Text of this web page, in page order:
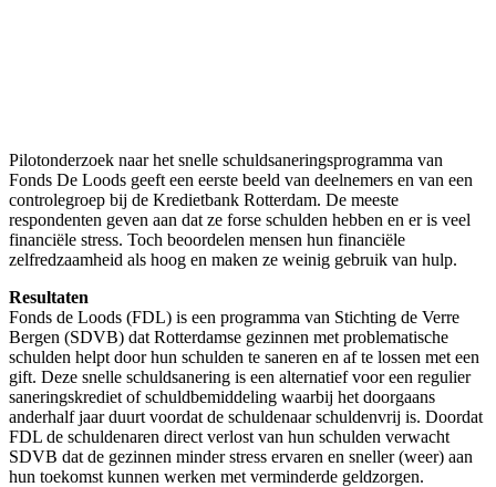
Pilotonderzoek naar het snelle schuldsaneringsprogramma van
Fonds De Loods geeft een eerste beeld van deelnemers en van een
controlegroep bij de Kredietbank Rotterdam. De meeste
respondenten geven aan dat ze forse schulden hebben en er is veel
financiële stress. Toch beoordelen mensen hun financiële
zelfredzaamheid als hoog en maken ze weinig gebruik van hulp.
Resultaten
Fonds de Loods (FDL) is een programma van Stichting de Verre
Bergen (SDVB) dat Rotterdamse gezinnen met problematische
schulden helpt door hun schulden te saneren en af te lossen met een
gift. Deze snelle schuldsanering is een alternatief voor een regulier
saneringskrediet of schuldbemiddeling waarbij het doorgaans
anderhalf jaar duurt voordat de schuldenaar schuldenvrij is. Doordat
FDL de schuldenaren direct verlost van hun schulden verwacht
SDVB dat de gezinnen minder stress ervaren en sneller (weer) aan
hun toekomst kunnen werken met verminderde geldzorgen.